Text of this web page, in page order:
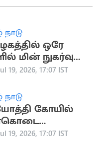
நாடு
ஒரே
மின் நுகர்வு
மில்லியன்
19, 2026, 17:07 IST
நாடு
கோயில்
பிரதமருக்கு
19, 2026, 17:07 IST